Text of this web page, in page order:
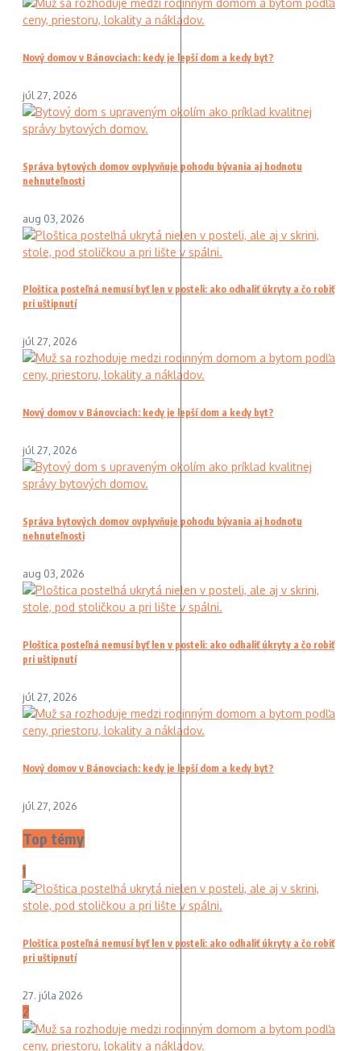
Nový domov v Bánovciach: kedy je lepší dom a kedy byt?
júl 27, 2026
Správa bytových domov ovplyvňuje pohodu bývania aj hodnotu
nehnuteľnosti
aug 03, 2026
Ploštica posteľná nemusí byť len v posteli: ako odhaliť úkryty a čo robiť
pri uštipnutí
júl 27, 2026
Nový domov v Bánovciach: kedy je lepší dom a kedy byt?
júl 27, 2026
Správa bytových domov ovplyvňuje pohodu bývania aj hodnotu
nehnuteľnosti
aug 03, 2026
Ploštica posteľná nemusí byť len v posteli: ako odhaliť úkryty a čo robiť
pri uštipnutí
júl 27, 2026
Nový domov v Bánovciach: kedy je lepší dom a kedy byt?
júl 27, 2026
Top témy
1
Ploštica posteľná nemusí byť len v posteli: ako odhaliť úkryty a čo robiť
pri uštipnutí
27. júla 2026
2